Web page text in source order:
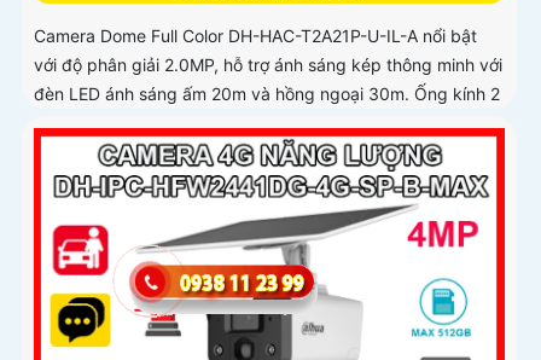
Camera Dome Full Color DH-HAC-T2A21P-U-IL-A nổi bật
với độ phân giải 2.0MP, hỗ trợ ánh sáng kép thông minh với
đèn LED ánh sáng ấm 20m và hồng ngoại 30m. Ống kính 2